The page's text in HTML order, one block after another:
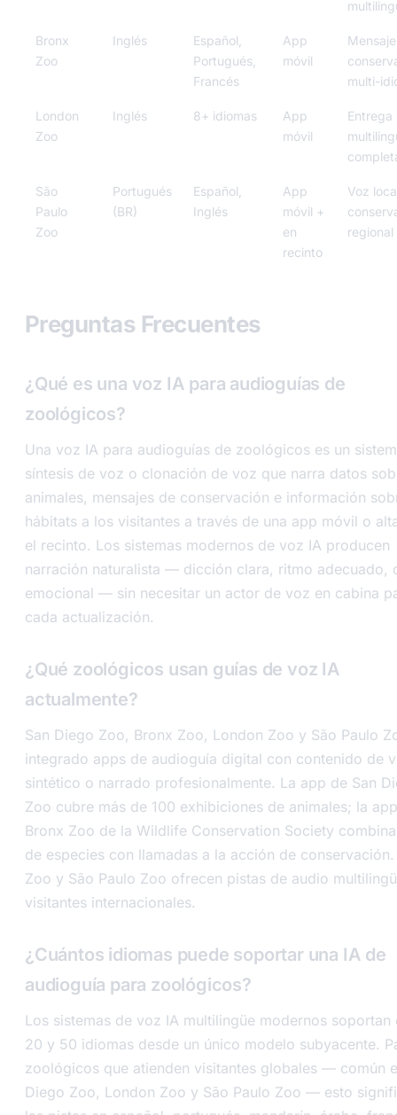
Bronx
Zoo
Inglés
Español,
Portugués,
Francés
App
móvil
multi-
London
Zoo
Inglés 8+ idiomas
App
móvil
Entrega
São
Paulo
Zoo
Portugués
(BR)
Español,
Inglés
App
móvil +
en
recinto
Voz
regional
Preguntas Frecuentes
¿Qué es una voz IA para audioguías de
zoológicos?
Una voz IA para audioguías de zoológicos es un
síntesis de voz o clonación de voz que narra datos
animales, mensajes de conservación e información
hábitats a los visitantes a través de una app móvil o
el recinto. Los sistemas modernos de voz IA producen
narración naturalista — dicción clara, ritmo adecuado,
emocional — sin necesitar un actor de voz en cabina
cada actualización.
¿Qué zoológicos usan guías de voz IA
actualmente?
San Diego Zoo, Bronx Zoo, London Zoo y São Paulo
integrado apps de audioguía digital con contenido de
sintético o narrado profesionalmente. La app de San
Zoo cubre más de 100 exhibiciones de animales; la
Bronx Zoo de la Wildlife Conservation Society
de especies con llamadas a la acción de
Zoo y São Paulo Zoo ofrecen pistas de audio
visitantes internacionales.
¿Cuántos idiomas puede soportar una IA de
audioguía para zoológicos?
Los sistemas de voz IA multilingüe modernos soportan
20 y 50 idiomas desde un único modelo subyacente.
zoológicos que atienden visitantes globales — común
Diego Zoo, London Zoo y São Paulo Zoo — esto